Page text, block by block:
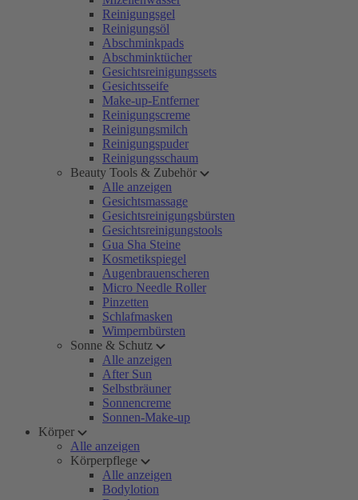
Reinigungsgel
Reinigungsöl
Abschminkpads
Abschminktücher
Gesichtsreinigungssets
Gesichtsseife
Make-up-Entferner
Reinigungscreme
Reinigungsmilch
Reinigungspuder
Reinigungsschaum
Beauty Tools & Zubehör
Alle anzeigen
Gesichtsmassage
Gesichtsreinigungsbürsten
Gesichtsreinigungstools
Gua Sha Steine
Kosmetikspiegel
Augenbrauenscheren
Micro Needle Roller
Pinzetten
Schlafmasken
Wimpernbürsten
Sonne & Schutz
Alle anzeigen
After Sun
Selbstbräuner
Sonnencreme
Sonnen-Make-up
Körper
Alle anzeigen
Körperpflege
Alle anzeigen
Bodylotion